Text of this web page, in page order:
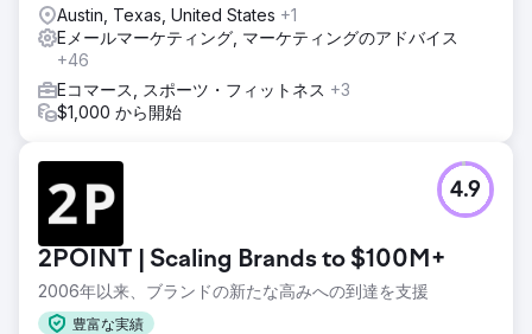
Austin, Texas, United States +1
Eメールマーケティング, マーケティングのアドバイス
+46
Eコマース, スポーツ・フィットネス +3
$1,000 から開始
2POINT | Scaling Brands to $100M+
2006年以来、ブランドの新たな高みへの到達を支援
豊富な実績
4.9